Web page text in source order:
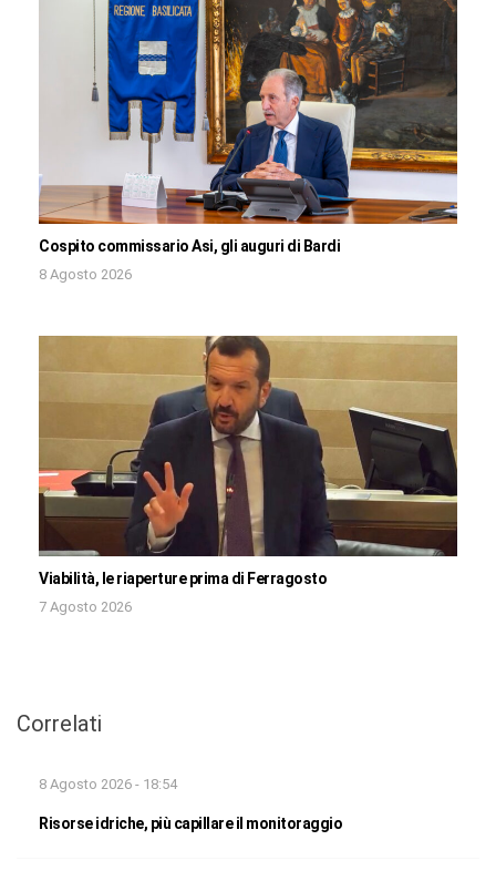
Cospito commissario Asi, gli auguri di Bardi
8 Agosto 2026
Viabilità, le riaperture prima di Ferragosto
7 Agosto 2026
Correlati
8 Agosto 2026 - 18:54
Risorse idriche, più capillare il monitoraggio